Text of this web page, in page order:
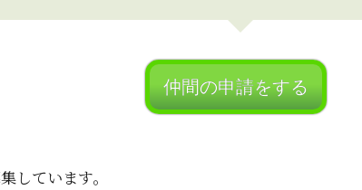
仲間の申請をする
しています。